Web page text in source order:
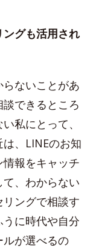
グも活用され
ないことがあ
できるところ
私にとって、
、LINEのお知
報をキャッチ
、わからない
ングで相談す
に時代や自分
が選べるの